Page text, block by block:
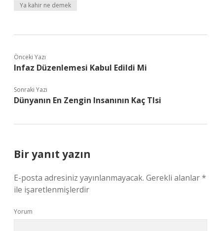
Ya kahir ne demek
Önceki Yazı
Infaz Düzenlemesi Kabul Edildi Mi
Sonraki Yazı
Dünyanın En Zengin Insanının Kaç Tlsi
Bir yanıt yazın
E-posta adresiniz yayınlanmayacak. Gerekli alanlar*
ile işaretlenmişlerdir
Yorum